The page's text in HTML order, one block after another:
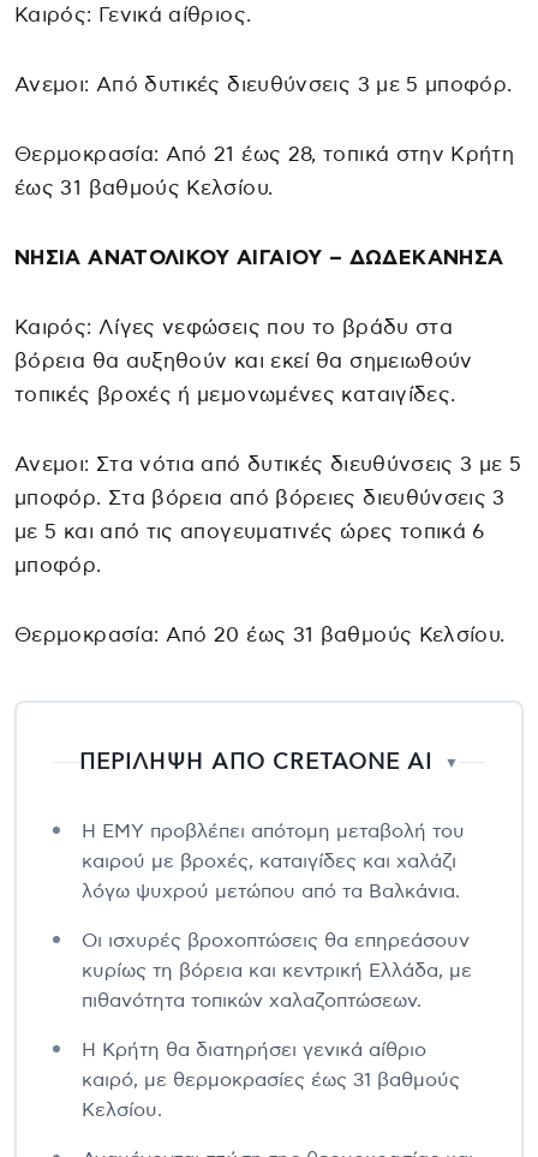
Καιρός: Γενικά αίθριος.
Ανεμοι: Από δυτικές διευθύνσεις 3 με 5 μποφόρ.
Θερμοκρασία: Από 21 έως 28, τοπικά στην Κρήτη
έως 31 βαθμούς Κελσίου.
ΝΗΣΙΑ ΑΝΑΤΟΛΙΚΟΥ ΑΙΓΑΙΟΥ – ΔΩΔΕΚΑΝΗΣΑ
Καιρός: Λίγες νεφώσεις που το βράδυ στα
βόρεια θα αυξηθούν και εκεί θα σημειωθούν
τοπικές βροχές ή μεμονωμένες καταιγίδες.
Ανεμοι: Στα νότια από δυτικές διευθύνσεις 3 με 5
μποφόρ. Στα βόρεια από βόρειες διευθύνσεις 3
με 5 και από τις απογευματινές ώρες τοπικά 6
μποφόρ.
Θερμοκρασία: Από 20 έως 31 βαθμούς Κελσίου.
ΠΕΡΙΛΗΨΗ ΑΠΟ CRETAONE AI ▼
Η ΕΜΥ προβλέπει απότομη μεταβολή του
καιρού με βροχές, καταιγίδες και χαλάζι
λόγω ψυχρού μετώπου από τα Βαλκάνια.
Οι ισχυρές βροχοπτώσεις θα επηρεάσουν
κυρίως τη βόρεια και κεντρική Ελλάδα, με
πιθανότητα τοπικών χαλαζοπτώσεων.
Η Κρήτη θα διατηρήσει γενικά αίθριο
καιρό, με θερμοκρασίες έως 31 βαθμούς
Κελσίου.